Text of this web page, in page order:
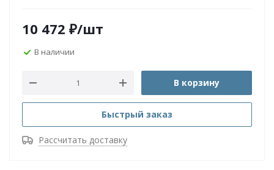
10 472 ₽/шт
В наличии
В корзину
Быстрый заказ
Рассчитать доставку